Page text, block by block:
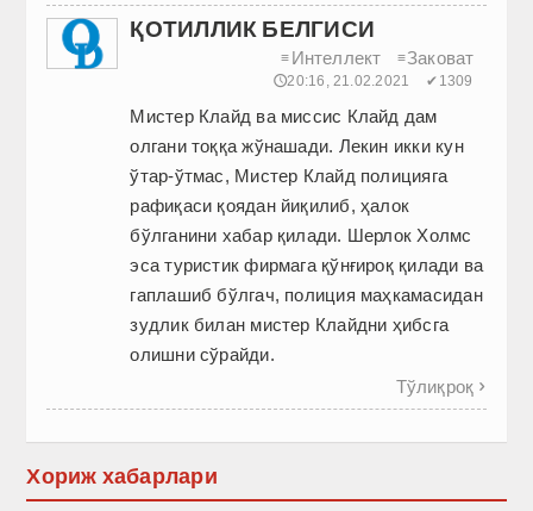
ҚОТИЛЛИК БЕЛГИСИ
≡ Интеллект ≡Заковат
🕔20:16, 21.02.2021 ✔1309
Мистер Клайд ва миссис Клайд дам
олгани тоққа жўнашади. Лекин икки кун
ўтар-ўтмас, Мистер Клайд полицияга
рафиқаси қоядан йиқилиб, ҳалок
бўлганини хабар қилади. Шерлок Холмс
эса туристик фирмага қўнғироқ қилади ва
гаплашиб бўлгач, полиция маҳкамасидан
зудлик билан мистер Клайдни ҳибсга
олишни сўрайди.
Тўлиқроқ 
Хориж хабарлари